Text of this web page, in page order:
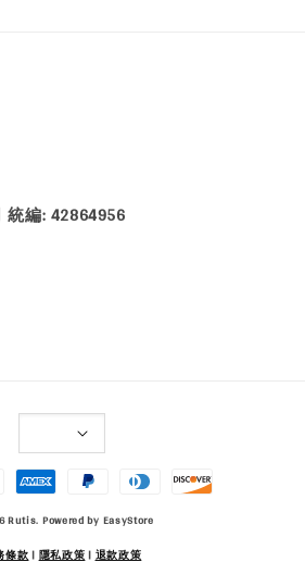
編: 42864956
Rutis. Powered by EasyStore
條款| 隱私政策| 退款政策